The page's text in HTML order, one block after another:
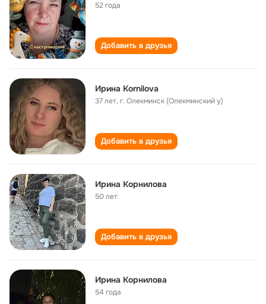
52 года
Добавить в друзья
Ирина Kornilova
37 лет,г. Олекминск (Олекминский у)
Добавить в друзья
Ирина Корнилова
50 лет
Добавить в друзья
Ирина Корнилова
54 года